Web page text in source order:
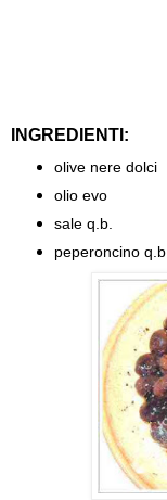
INGREDIENTI:
olive nere dolci
olio evo
sale q.b.
peperoncino q.b.